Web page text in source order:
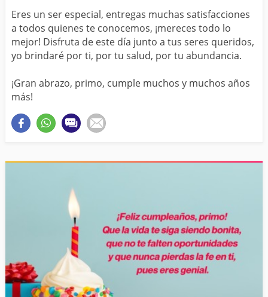
Eres un ser especial, entregas muchas satisfacciones
a todos quienes te conocemos, ¡mereces todo lo
mejor! Disfruta de este día junto a tus seres queridos,
yo brindaré por ti, por tu salud, por tu abundancia.
¡Gran abrazo, primo, cumple muchos y muchos años
más!